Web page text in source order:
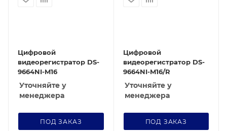
Цифровой
видеорегистратор DS-
9664NI-M16
Уточняйте у
менеджера
ПОД ЗАКАЗ
Цифровой
видеорегистратор DS-
9664NI-M16/R
Уточняйте у
менеджера
ПОД ЗАКАЗ